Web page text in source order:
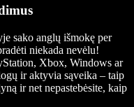
sako anglų išmokę per
niekada nevėlu!
Xbox, Windows ar
ir aktyvia sąveika – taip
ir net nepastebėsite, kaip